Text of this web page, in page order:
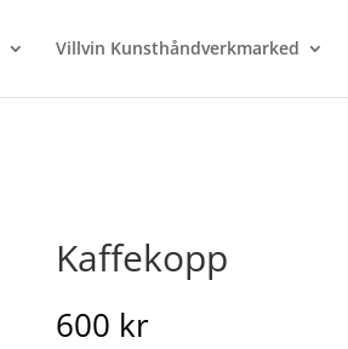
Villvin Kunsthåndverkmarked
Kaffekopp
600 kr